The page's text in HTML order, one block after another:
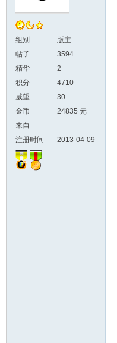
组别
版主
帖子
3594
精华
2
积分
4710
威望
30
金币
24835 元
来自
注册时间
2013-04-09